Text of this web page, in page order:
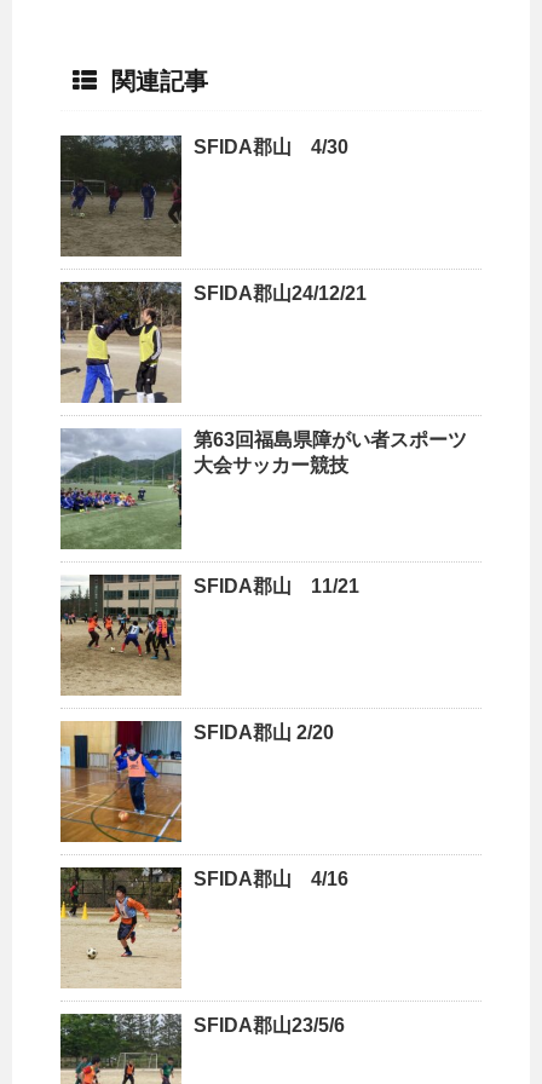
関連記事
SFIDA郡山 4/30
SFIDA郡山24/12/21
第63回福島県障がい者スポーツ
大会サッカー競技
SFIDA郡山 11/21
SFIDA郡山 2/20
SFIDA郡山 4/16
SFIDA郡山23/5/6